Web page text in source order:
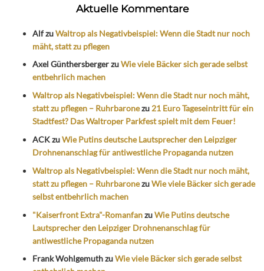
Aktuelle Kommentare
AlfzuWaltrop als Negativbeispiel: Wenn die Stadt nur noch
mäht, statt zu pflegen
Axel GünthersbergerzuWie viele Bäcker sich gerade selbst
entbehrlich machen
Waltrop als Negativbeispiel: Wenn die Stadt nur noch mäht,
statt zu pflegen – Ruhrbaronezu 21 Euro Tageseintritt für ein
Stadtfest? Das Waltroper Parkfest spielt mit dem Feuer!
ACKzuWie Putins deutsche Lautsprecher den Leipziger
Drohnenanschlag für antiwestliche Propaganda nutzen
Waltrop als Negativbeispiel: Wenn die Stadt nur noch mäht,
statt zu pflegen – RuhrbaronezuWie viele Bäcker sich gerade
selbst entbehrlich machen
"Kaiserfront Extra"-RomanfanzuWie Putins deutsche
Lautsprecher den Leipziger Drohnenanschlag für
antiwestliche Propaganda nutzen
Frank WohlgemuthzuWie viele Bäcker sich gerade selbst